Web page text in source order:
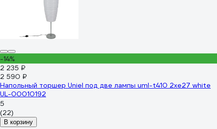
-14%
2 235 ₽
2 590 ₽
Напольный торшер Uniel под две лампы uml-t410 2хe27 white
UL-00010192
5
(22)
В корзину